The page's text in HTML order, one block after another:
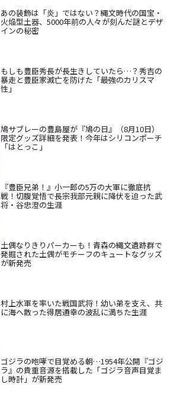
あの装飾は「炎」ではない？縄文時代の国宝・
火焔型土器、5000年前の人々が刻んだ謎とデザ
インの秘密
もしも豊臣秀長が長生きしていたら…？秀吉の
暴走と豊臣家滅亡を防げた「最強のカリスマ
性」
鳩サブレーの豊島屋が『鳩の日』（8月10日）
限定グッズ詳細を発表！今年はシリコンポーチ
「はとっこ」
『豊臣兄弟！』小一郎の5万の大軍に徹底抗
戦！切腹覚悟で長宗我部元親に降伏を迫った武
将・谷忠澄の生涯
土偶なりきりパーカーも！青森の縄文遺跡群で
発掘された土偶がモチーフのキュートなグッズ
が新発売
村上水軍を率いた戦国武将！幼い弟を支え、共
に海へ散った得居通幸の波乱に満ちた生涯
ゴジラの咆哮で目覚める朝…1954年公開『ゴジ
ラ』の貴重音源を搭載した「ゴジラ音声目覚ま
し時計」が新発売